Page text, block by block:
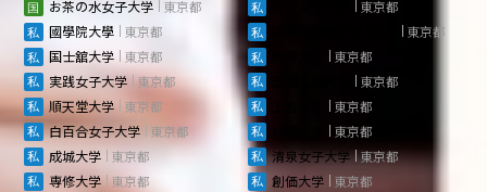
お茶の水女子大学
東京都
東京都
國學院大學
東京都
東京都
国士舘大学
東京都
東京都
実践女子大学 東京都
東京都
順天堂大学
東京都
東京都
白百合女子大学
東京都
東京都
成城大学
東京都 清泉女子大学 東京都
専修大学 東京都 創価大学 東京都